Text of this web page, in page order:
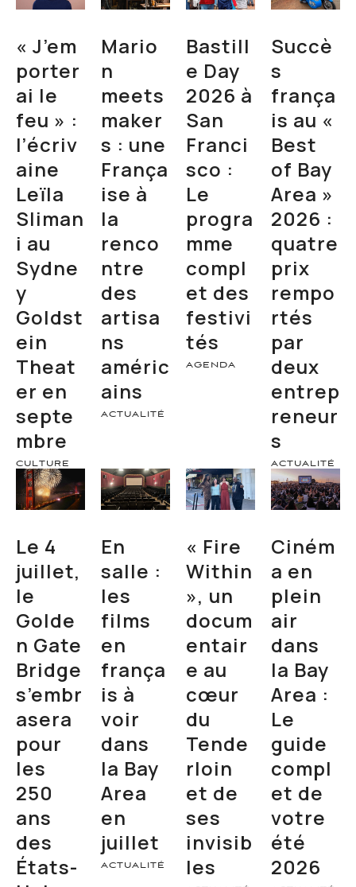
« J’em
porter
ai le
feu » :
l’écriv
aine
Leïla
Sliman
i au
Sydne
y
Goldst
ein
Theat
er en
septe
mbre
CULTURE
Mario
n
meets
maker
s : une
França
ise à
la
renco
ntre
des
artisa
ns
améric
ains
ACTUALITÉ
Bastill
e Day
2026 à
San
Franci
sco :
Le
progra
mme
compl
et des
festivi
tés
AGENDA
Succè
s
frança
is au «
Best
of Bay
Area »
2026 :
quatre
prix
rempo
rtés
par
deux
entrep
reneur
s
ACTUALITÉ
Le 4
juillet,
le
Golde
n Gate
Bridge
s’embr
asera
pour
les
250
ans
des
États-
En
salle :
les
films
en
frança
is à
voir
dans
la Bay
Area
en
juillet
ACTUALITÉ
« Fire
Within
», un
docum
entair
e au
cœur
du
Tende
rloin
et de
ses
invisib
les
Ciném
a en
plein
air
dans
la Bay
Area :
Le
guide
compl
et de
votre
été
2026